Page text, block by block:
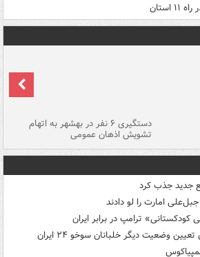
دستگیری ۶ نفر در بهشهر به اتهام
تشویش اذهان عمومی
امارت را لو دادند
کودکستانی» ترامپ در برابر ایران
وضعیت دیگر خلبانان سوخو ۲۴ ایران